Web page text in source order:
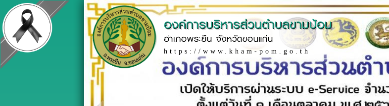
องค์การบริหารส่วนตำบลขามป้อม
อำเภอพระยืน จังหวัดขอนแก่น
https://www.kham-pom.go.th